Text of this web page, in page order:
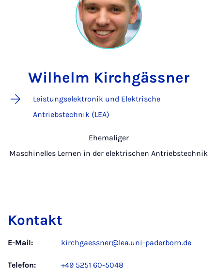
Wilhelm Kirchgässner
Leistungselektronik und Elektrische
Antriebstechnik (LEA)
Ehemaliger
Maschinelles Lernen in der elektrischen Antriebstechnik
Kontakt
E-Mail: kirchgaessner@lea.uni-paderborn.de
Telefon: +49 5251 60-5048